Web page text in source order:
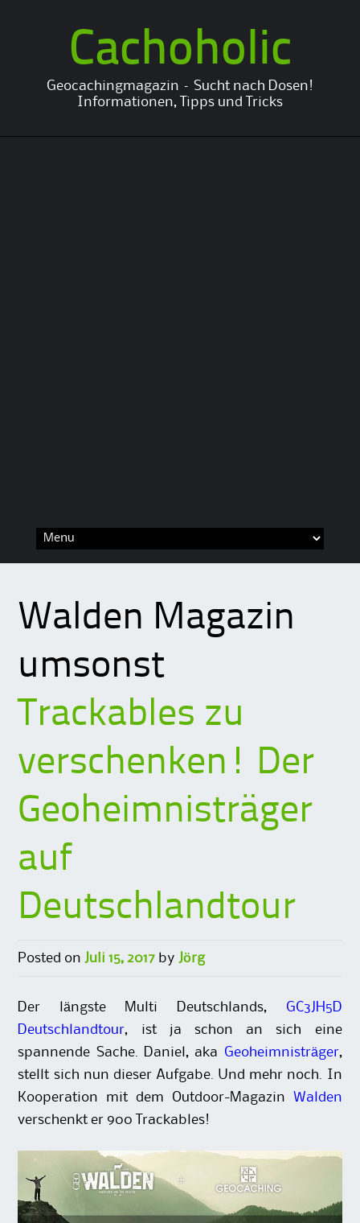
Cachoholic
Geocachingmagazin – Sucht nach Dosen!
Informationen, Tipps und Tricks
Walden Magazin
umsonst
Trackables zu
verschenken! Der
Geoheimnisträger
auf
Deutschlandtour
Posted on Juli 15, 2017 by Jörg
Der längste Multi Deutschlands, GC3JH5D
Deutschlandtour, ist ja schon an sich eine
spannende Sache. Daniel, aka Geoheimnisträger,
stellt sich nun dieser Aufgabe. Und mehr noch. In
Kooperation mit dem Outdoor-Magazin Walden
verschenkt er 900 Trackables!